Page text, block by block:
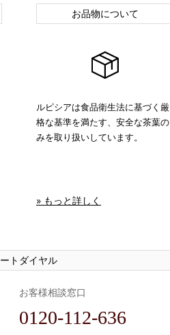
お品物について
ルピシアは食品衛生法に基づく厳
格な基準を満たす、安全な茶葉の
みを取り扱いしています。
» もっと詳しく
トダイヤル
お客様相談窓口
0120-112-636